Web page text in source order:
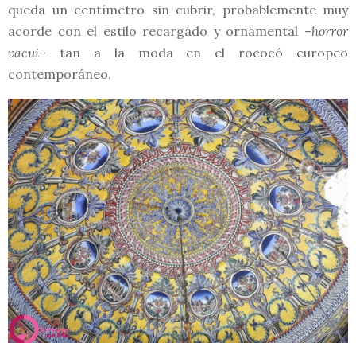
queda un centímetro sin cubrir, probablemente muy
acorde con el estilo recargado y ornamental –horror
vacui– tan a la moda en el rococó europeo
contemporáneo.